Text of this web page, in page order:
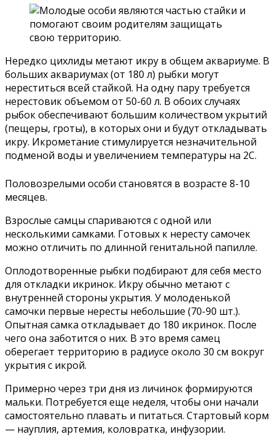
Нередко цихлиды метают икру в общем аквариуме. В
больших аквариумах (от 180 л) рыбки могут
нереститься всей стайкой. На одну пару требуется
нерестовик объемом от 50-60 л. В обоих случаях
рыбок обеспечивают большим количеством укрытий
(пещеры, гроты), в которых они и будут откладывать
икру. Икрометание стимулируется незначительной
подменой воды и увеличением температуры на 2С.
Половозрелыми особи становятся в возрасте 8-10
месяцев.
Взрослые самцы спариваются с одной или
несколькими самками. Готовых к нересту самочек
можно отличить по длинной генитальной папилле.
Оплодотворенные рыбки подбирают для себя место
для откладки икринок. Икру обычно метают с
внутренней стороны укрытия. У молоденькой
самочки первые нересты небольшие (70-90 шт.).
Опытная самка откладывает до 180 икринок. После
чего она заботится о них. В это время самец
оберегает территорию в радиусе около 30 см вокруг
укрытия с икрой.
Примерно через три дня из личинок формируются
мальки. Потребуется еще неделя, чтобы они начали
самостоятельно плавать и питаться. Стартовый корм
— науплия, артемия, коловратка, инфузории.